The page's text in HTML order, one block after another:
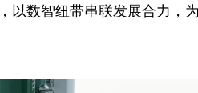
以数智纽带串联发展合力，